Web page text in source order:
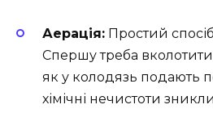
Аерація: Простий
Спершу треба вколотити
як у колодязь подають
хімічні нечистоти